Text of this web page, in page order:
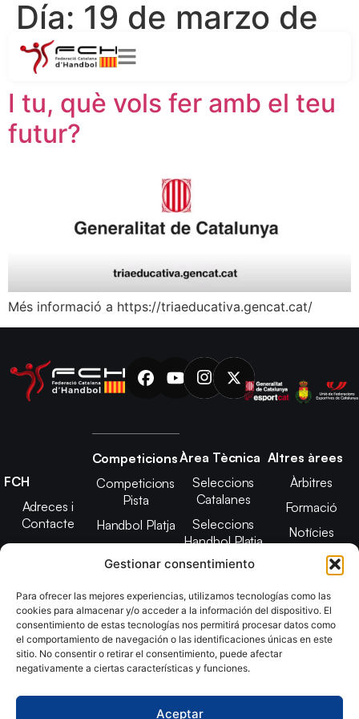
Gestionar consentimiento
Para ofrecer las mejores experiencias, utilizamos tecnologías como las
cookies para almacenar y/o acceder a la información del dispositivo. El
consentimiento de estas tecnologías nos permitirá procesar datos como
el comportamiento de navegación o las identificaciones únicas en este
sitio. No consentir o retirar el consentimiento, puede afectar
negativamente a ciertas características y funciones.
Aceptar
Día: 19 de marzo de
2024
I tu, què vols fer amb el teu
futur?
Més informació a https://triaeducativa.gencat.cat/
FCH
Adreces i
Contacte
Junta Directiva
2025
Estatuts
Transparència
Imatge
Competicions
Competicions
Pista
Handbol Platja
Àrea Tècnica
Seleccions
Catalanes
Seleccions
Handbol Platja
Tecnificació
CATH
Promoció
Altres àrees
Àrbitres
Formació
Notícies
Adreces de
contacte